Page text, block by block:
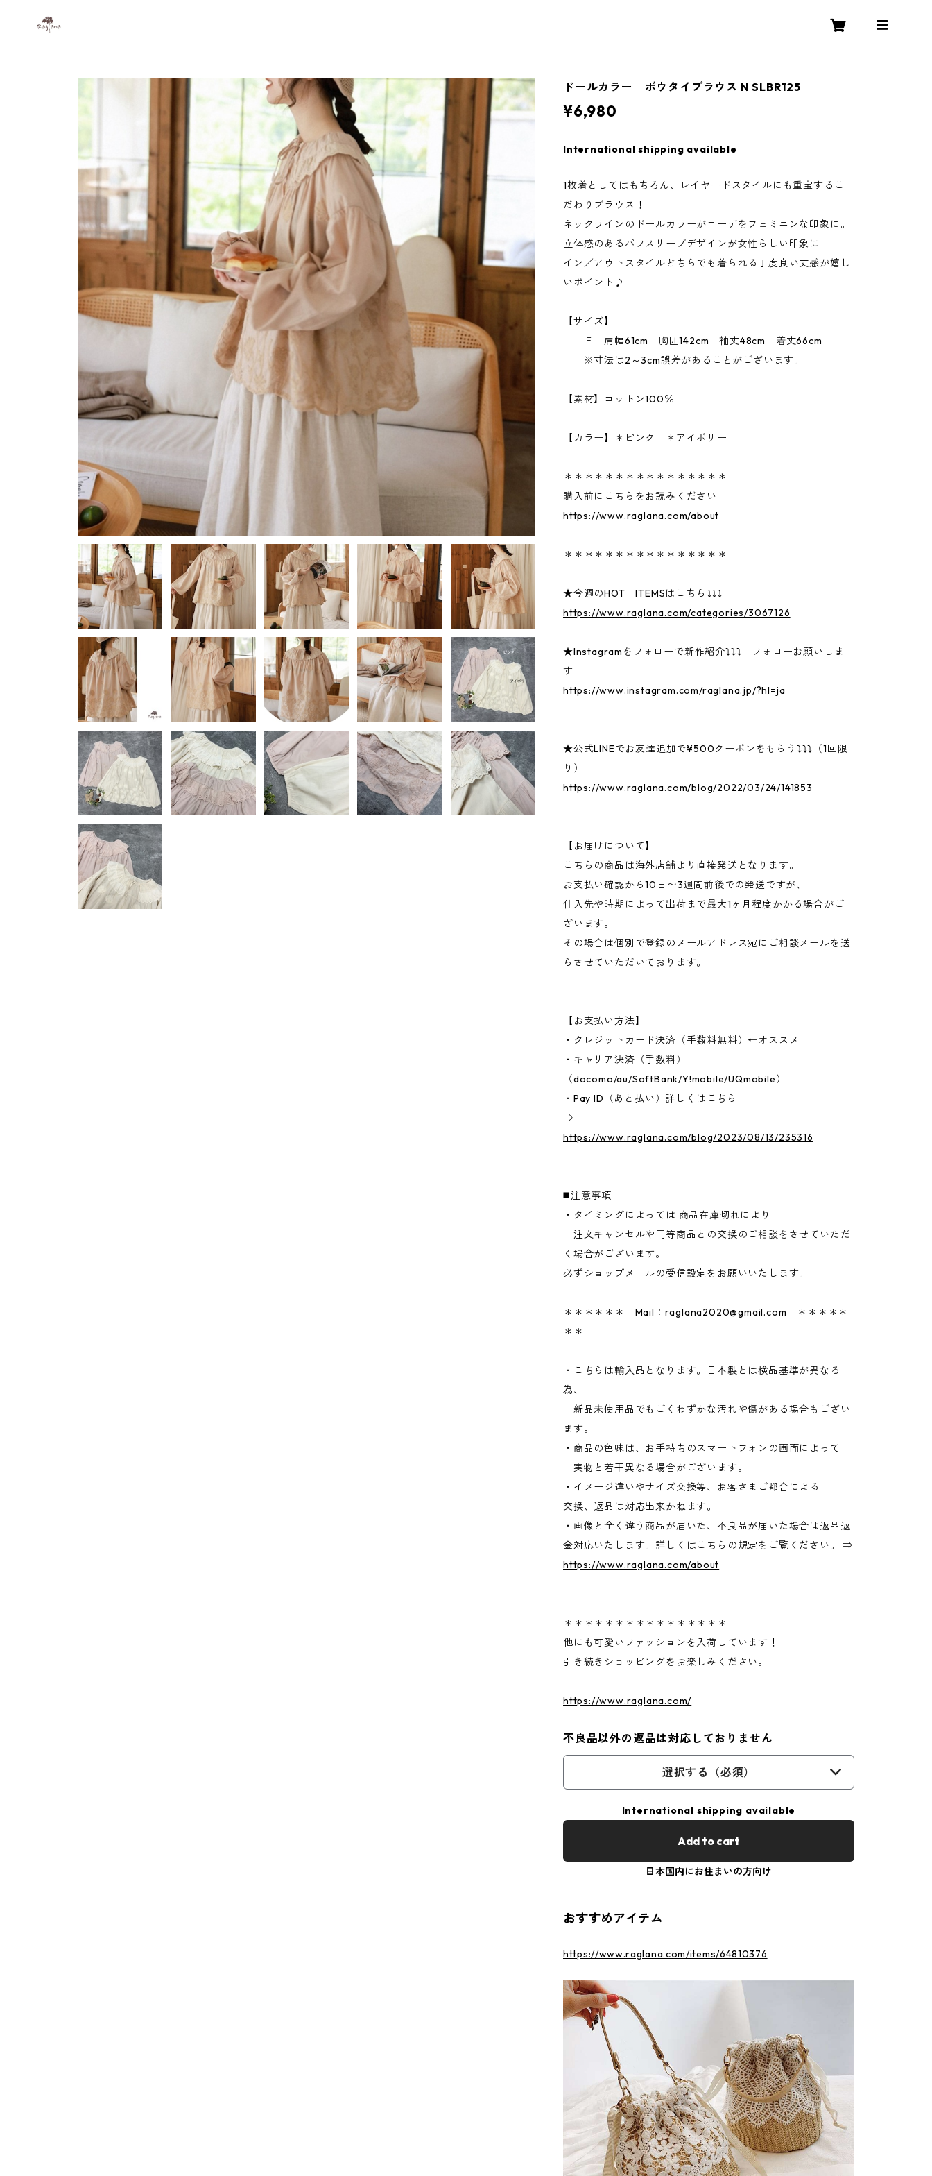
ドールカラー ボウタイブラウス N SLBR125
¥6,980
International shipping available
1枚着としてはもちろん、レイヤードスタイルにも重宝するこ
だわりブラウス！
ネックラインのドールカラーがコーデをフェミニンな印象に。
立体感のあるパフスリーブデザインが女性らしい印象に
イン／アウトスタイルどちらでも着られる丁度良い丈感が嬉し
いポイント♪
【サイズ】
Ｆ 肩幅61cm 胸囲142cm 袖丈48cm 着丈66cm
※寸法は2～3cm誤差があることがございます。
【素材】コットン100％
【カラー】＊ピンク ＊アイボリー
＊＊＊＊＊＊＊＊＊＊＊＊＊＊＊＊
購入前にこちらをお読みください
https://www.raglana.com/about
＊＊＊＊＊＊＊＊＊＊＊＊＊＊＊＊
★今週のHOT ITEMSはこちら⤵⤵⤵
https://www.raglana.com/categories/3067126
★Instagramをフォローで新作紹介⤵⤵⤵ フォローお願いしま
す
https://www.instagram.com/raglana.jp/?hl=ja
★公式LINEでお友達追加で¥500クーポンをもらう⤵⤵⤵（1回限
り）
https://www.raglana.com/blog/2022/03/24/141853
【お届けについて】
こちらの商品は海外店舗より直接発送となります。
お支払い確認から10日〜3週間前後での発送ですが、
仕入先や時期によって出荷まで最大1ヶ月程度かかる場合がご
ざいます。
その場合は個別で登録のメールアドレス宛にご相談メールを送
らさせていただいております。
【お支払い方法】
・クレジットカード決済（手数料無料）←オススメ
・キャリア決済（手数料）
（docomo/au/SoftBank/Y!mobile/UQmobile）
・Pay ID（あと払い）詳しくはこちら
⇒
https://www.raglana.com/blog/2023/08/13/235316
◼️注意事項
・タイミングによっては 商品在庫切れにより
注文キャンセルや同等商品との交換のご相談をさせていただ
く場合がございます。
必ずショップメールの受信設定をお願いいたします。
＊＊＊＊＊＊ Mail： raglana2020@gmail.com ＊＊＊＊＊
＊＊
・こちらは輸入品となります。日本製とは検品基準が異なる
為、
新品未使用品でもごくわずかな汚れや傷がある場合もござい
ます。
・商品の色味は、お手持ちのスマートフォンの画面によって
実物と若干異なる場合がございます。
・イメージ違いやサイズ交換等、お客さまご都合による
交換、返品は対応出来かねます。
・画像と全く違う商品が届いた、不良品が届いた場合は返品返
金対応いたします。詳しくはこちらの規定をご覧ください。 ⇒
https://www.raglana.com/about
＊＊＊＊＊＊＊＊＊＊＊＊＊＊＊＊
他にも可愛いファッションを入荷しています！
引き続きショッピングをお楽しみください。
https://www.raglana.com/
不良品以外の返品は対応しておりません
選択する（必須）
International shipping available
Add to cart
日本国内にお住まいの方向け
おすすめアイテム
https://www.raglana.com/items/64810376